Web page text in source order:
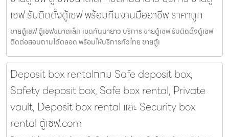
เซฟ รับติดตั้งตู้เซฟ พร้อมทีมงานมืออาชีพ ราคาถูก
ขายตู้เซฟ ตู้เซฟขนาดเล็ก เขตคันนายาว บริการ ขายตู้เซฟ รับติดตั้งตู้เซฟ
ติดต่อสอบถามได้ตลอด พร้อมให้บริการทั่วไทย ขายตู้เ
Deposit box rentalกทม Safe deposit box,
Safety deposit box, Safe box rental, Private
vault, Deposit box rental และ Security box
rental ตู้เซฟ.com